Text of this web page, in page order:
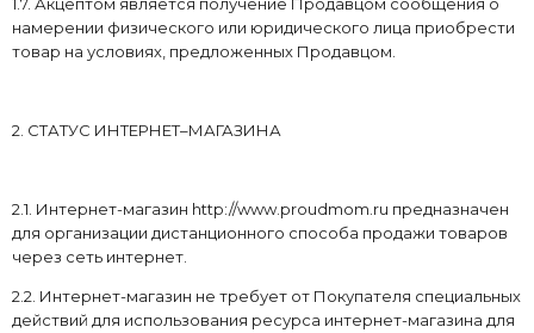
намерении физического или юридического лица приобрести
товар на условиях, предложенных Продавцом.
2. СТАТУС ИНТЕРНЕТ–МАГАЗИНА
2.1. Интернет-магазин http://www.proudmom.ru предназначен
для организации дистанционного способа продажи товаров
через сеть интернет.
2.2. Интернет-магазин не требует от Покупателя специальных
действий для использования ресурса интернет-магазина для